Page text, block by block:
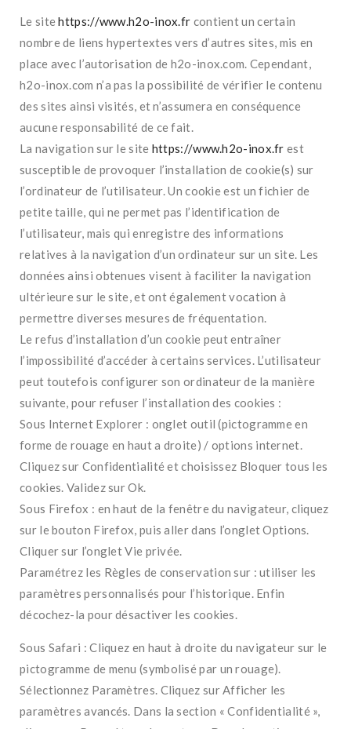
Le sitehttps://www.h2o-inox.fr contient un certain
nombre de liens hypertextes vers d’autres sites, mis en
place avec l’autorisation de h2o-inox.com. Cependant,
h2o-inox.com n’a pas la possibilité de vérifier le contenu
des sites ainsi visités, et n’assumera en conséquence
aucune responsabilité de ce fait.
La navigation sur le site https://www.h2o-inox.fr est
susceptible de provoquer l’installation de cookie(s) sur
l’ordinateur de l’utilisateur. Un cookie est un fichier de
petite taille, qui ne permet pas l’identification de
l’utilisateur, mais qui enregistre des informations
relatives à la navigation d’un ordinateur sur un site. Les
données ainsi obtenues visent à faciliter la navigation
ultérieure sur le site, et ont également vocation à
permettre diverses mesures de fréquentation.
Le refus d’installation d’un cookie peut entraîner
l’impossibilité d’accéder à certains services. L’utilisateur
peut toutefois configurer son ordinateur de la manière
suivante, pour refuser l’installation des cookies :
Sous Internet Explorer : onglet outil (pictogramme en
forme de rouage en haut a droite) / options internet.
Cliquez sur Confidentialité et choisissez Bloquer tous les
cookies. Validez sur Ok.
Sous Firefox : en haut de la fenêtre du navigateur, cliquez
sur le bouton Firefox, puis aller dans l’onglet Options.
Cliquer sur l’onglet Vie privée.
Paramétrez les Règles de conservation sur : utiliser les
paramètres personnalisés pour l’historique. Enfin
décochez-la pour désactiver les cookies.
Sous Safari : Cliquez en haut à droite du navigateur sur le
pictogramme de menu (symbolisé par un rouage).
Sélectionnez Paramètres. Cliquez sur Afficher les
paramètres avancés. Dans la section « Confidentialité »,